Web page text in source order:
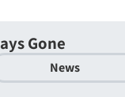
Gone
News